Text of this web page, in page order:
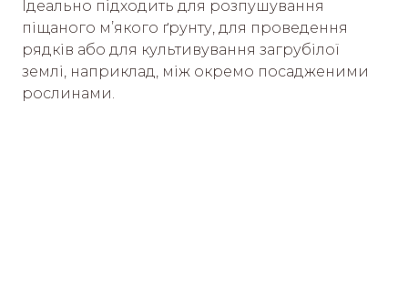
Ідеально підходить для розпушування
піщаного м’якого ґрунту, для проведення
рядків або для культивування загрубілої
землі, наприклад, між окремо посадженими
рослинами.